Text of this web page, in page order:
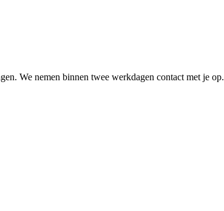
We nemen binnen twee werkdagen contact met je op.